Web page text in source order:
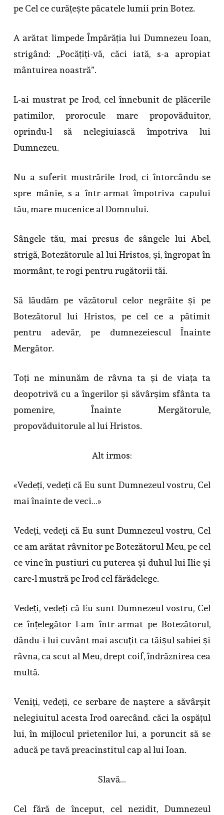
pe Cel ce curățește păcatele lumii prin Botez.
A arătat limpede Împărăția lui Dumnezeu Ioan,
strigând: „Pocățiți-vă, căci iată, s-a apropiat
mântuirea noastră”.
L-ai mustrat pe Irod, cel înnebunit de plăcerile
patimilor, prorocule mare propovăduitor,
oprindu-l să nelegiuiască împotriva lui
Dumnezeu.
Nu a suferit mustrările Irod, ci întorcându-se
spre mânie, s-a într-armat împotriva capului
tău, mare mucenice al Domnului.
Sângele tău, mai presus de sângele lui Abel,
strigă, Botezătorule al lui Hristos, și, îngropat în
mormânt, te rogi pentru rugătorii tăi.
Să lăudăm pe văzătorul celor negrăite și pe
Botezătorul lui Hristos, pe cel ce a pătimit
pentru adevăr, pe dumnezeiescul Înainte
Mergător.
Toți ne minunăm de râvna ta și de viața ta
deopotrivă cu a îngerilor și săvârșim sfânta ta
pomenire, Înainte Mergătorule,
propovăduitorule al lui Hristos.
Alt irmos:
«Vedeți, vedeți că Eu sunt Dumnezeul vostru, Cel
mai înainte de veci…»
Vedeți, vedeți că Eu sunt Dumnezeul vostru, Cel
ce am arătat râvnitor pe Botezătorul Meu, pe cel
ce vine în pustiuri cu puterea și duhul lui Ilie și
care-l mustră pe Irod cel fărădelege.
Vedeți, vedeți că Eu sunt Dumnezeul vostru, Cel
ce înțelegător l-am într-armat pe Botezătorul,
dându-i lui cuvânt mai ascuțit ca tăișul sabiei și
râvna, ca scut al Meu, drept coif, îndrăznirea cea
multă.
Veniți, vedeți, ce serbare de naștere a săvârșit
nelegiuitul acesta Irod oarecând. căci la ospățul
lui, în mijlocul prietenilor lui, a poruncit să se
aducă pe tavă preacinstitul cap al lui Ioan.
Slavă…
Cel fără de început, cel nezidit, Dumnezeul